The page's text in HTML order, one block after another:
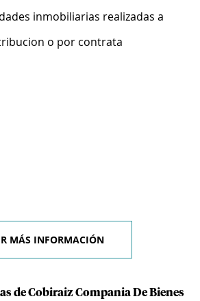
inmobiliarias realizadas a
o por contrata
MÁS INFORMACIÓN
de Cobiraiz Compania De Bienes